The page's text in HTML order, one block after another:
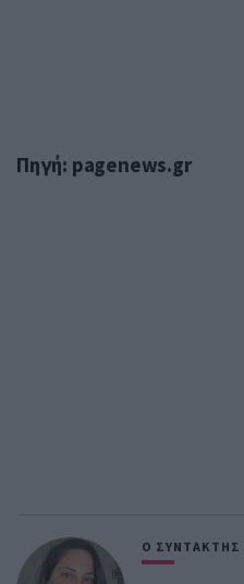
Πηγή: pagenews.gr
Ο ΣΥΝΤΑΚΤΗΣ